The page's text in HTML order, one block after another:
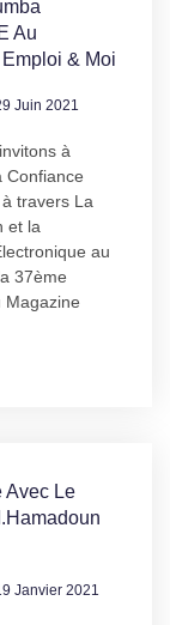
Au
& Moi
Juin 2021
à
Confiance
travers La
et la
au
37ème
Magazine
Avec Le
Janvier 2021